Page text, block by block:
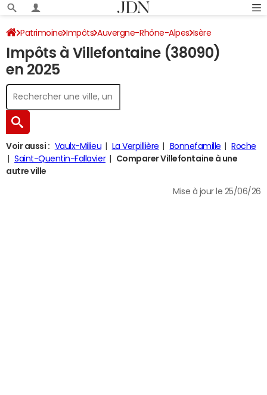
Patrimoine Impôts Auvergne-Rhône-Alpes Isère
Villefontaine Impôt sur le revenu
Impôts à Villefontaine (38090)
en 2025
Voir aussi : Vaulx-Milieu La Verpillière Bonnefamille
Roche
Saint-Quentin-Fallavier
Comparer Villefontaine à une
autre ville
Mise à jour le 25/06/26